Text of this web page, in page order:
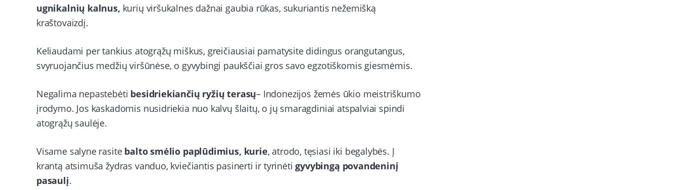
ugnikalnių kalnus, kurių viršukalnes dažnai gaubia rūkas, sukuriantis nežemišką
kraštovaizdį.
Keliaudami per tankius atogrąžų miškus, greičiausiai pamatysite didingus orangutangus,
svyruojančius medžių viršūnėse, o gyvybingi paukščiai gros savo egzotiškomis giesmėmis.
Negalima nepastebėti besidriekiančių ryžių terasų– Indonezijos žemės ūkio meistriškumo
įrodymo. Jos kaskadomis nusidriekia nuo kalvų šlaitų, o jų smaragdiniai atspalviai spindi
atogrąžų saulėje.
Visame salyne rasite balto smėlio paplūdimius, kurie, atrodo, tęsiasi iki begalybės. Į
krantą atsimuša žydras vanduo, kviečiantis pasinerti ir tyrinėtigyvybingą povandeninį
pasaulį.